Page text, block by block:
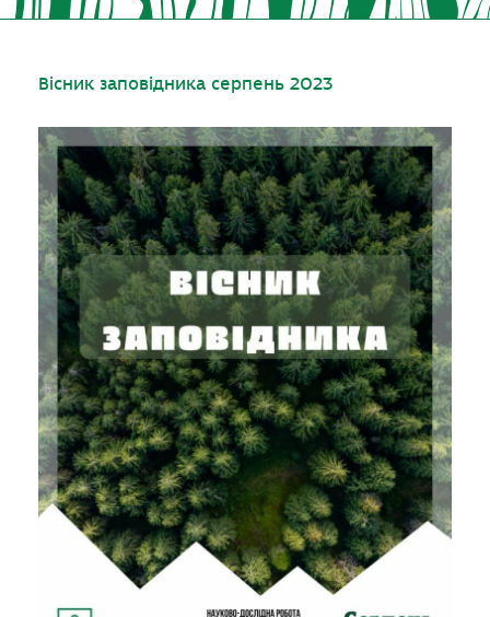
Вісник заповідника серпень 2023